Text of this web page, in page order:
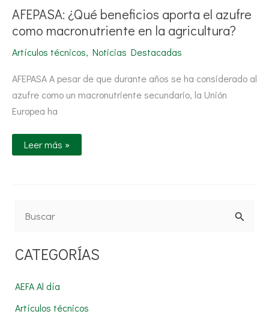
AFEPASA: ¿Qué beneficios aporta el azufre
como macronutriente en la agricultura?
Artículos técnicos, Noticias Destacadas
AFEPASA A pesar de que durante años se ha considerado al
azufre como un macronutriente secundario, la Unión
Europea ha
aporta
el
azufre
como
en
agricultura?
Leer más »
s
CATEGORÍAS
AEFA Al día
Artículos técnicos